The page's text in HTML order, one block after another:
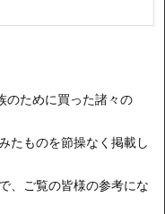
のために買った諸々の
たものを節操なく掲載し
、ご覧の皆様の参考にな